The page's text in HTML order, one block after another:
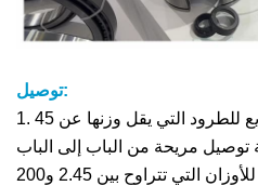
توصيل:
1. سنرسل خدمة التوصيل السريع للطرود التي يقل وزنها عن 45
سنختار النقل الجوي للأوزان التي تتراوح بين 2.45 و200